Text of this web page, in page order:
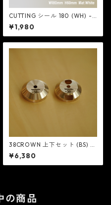
CUTTING シール 180 (WH) -
38explore
¥1,980
38CROWN 上下セット (BS) -
38explore
¥6,380
の商品